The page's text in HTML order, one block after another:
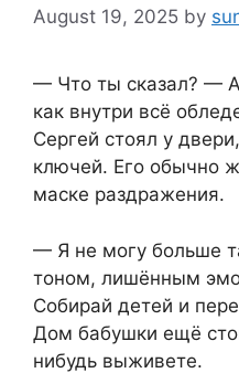
August 19, 2025 by
— Что ты сказал? —
как внутри всё
Сергей стоял у
ключей. Его обычно
маске раздражения.
— Я не могу больше
тоном, лишённым
Собирай детей и
Дом бабушки ещё
нибудь выживете.